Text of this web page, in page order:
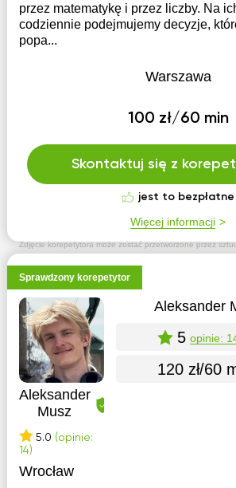
Zdjęcie korepetytora może zostać przetworzone przez
przez matematykę i przez liczby. Na
codziennie podejmujemy decyzje,
popa...
Warszawa
100 zł/60 min
Skontaktuj się z
jest to bezpłatne
Więcej informacji
Sprawdzony korepetytor
Aleksander
Musz
5.0 (opinie:
14)
Aleksander
5 opinie:
120 zł/60
Wrocław